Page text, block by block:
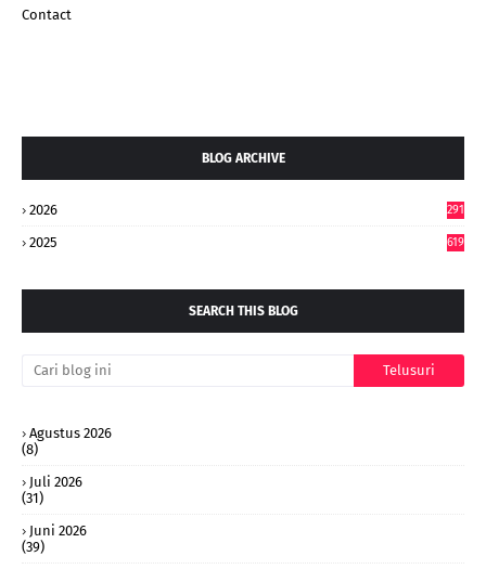
Contact
BLOG ARCHIVE
2026 291
2025 619
SEARCH THIS BLOG
Agustus 2026
(8)
Juli 2026
(31)
Juni 2026
(39)